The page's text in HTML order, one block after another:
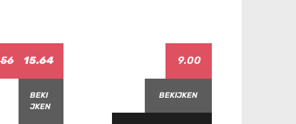
15.64
BEKI
JKEN
9.00
BEKIJKEN